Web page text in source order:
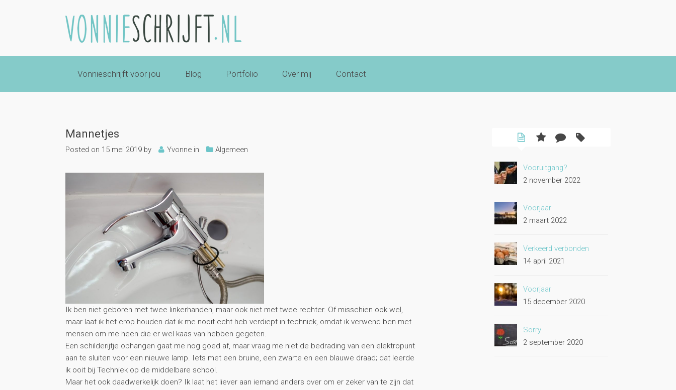
Vonnieschrijft voor jou Blog Portfolio Over mij Contact
Mannetjes
Posted on 15 mei 2019 by Yvonne in Algemeen
Ik ben niet geboren met twee linkerhanden, maar ook niet met twee rechter. Of misschien ook wel,
maar laat ik het erop houden dat ik me nooit echt heb verdiept in techniek, omdat ik verwend ben met
mensen om me heen die er wel kaas van hebben gegeten.
Een schilderijtje ophangen gaat me nog goed af, maar vraag me niet de bedrading van een elektropunt
aan te sluiten voor een nieuwe lamp. Iets met een bruine, een zwarte en een blauwe draad; dat leerde
ik ooit bij Techniek op de middelbare school.
Maar het ook daadwerkelijk doen? Ik laat het liever aan iemand anders over om er zeker van te zijn dat
Vooruitgang?
2 november 2022
Voorjaar
2 maart 2022
Verkeerd verbonden
14 april 2021
Voorjaar
15 december 2020
Sorry
2 september 2020